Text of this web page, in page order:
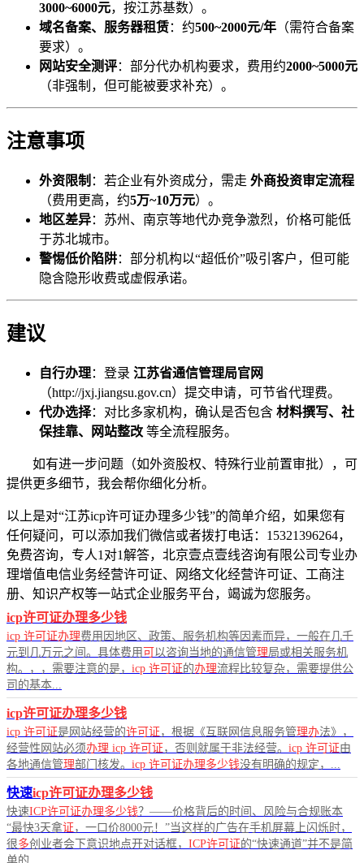
3000~6000元，按江苏基数）。
域名备案、服务器租赁：约500~2000元/年 （需符合备案
要求）。
网站安全测评：部分代办机构要求，费用约2000~5000元
（非强制，但可能被要求补充）。
注意事项
外资限制 ：若企业有外资成分，需走 外商投资审定流程
（费用更高，约5万~10万元）。
地区差异：苏州、南京等地代办竞争激烈，价格可能低
于苏北城市。
警惕低价陷阱：部分机构以“超低价”吸引客户，但可能
隐含隐形收费或虚假承诺。
建议
自行办理：登录 江苏省通信管理局官网
（http://jxj.jiangsu.gov.cn）提交申请，可节省代理费。
代办选择：对比多家机构，确认是否包含 材料撰写、社
保挂靠、网站整改 等全流程服务。
如有进一步问题（如外资股权、特殊行业前置审批），可
提供更多细节，我会帮你细化分析。
以上是对“江苏icp许可证办理多少钱”的简单介绍，如果您有
任何疑问，可以添加我们微信或者拨打电话：15321396264，
免费咨询，专人1对1解答，北京壹点壹线咨询有限公司专业办
理增值电信业务经营许可证、网络文化经营许可证、工商注
册、知识产权等一站式企业服务平台，竭诚为您服务。
icp许可证办理多少钱
icp 许可证办理费用因地区、政策、服务机构等因素而异，一般在几千
元到几万元之间。具体费用 可 以咨询当地的通信管理局或相关服务机
构。，，需要注意的是， icp 许可证的办理流程比较复杂，需要提供公
司的基本...
icp许可证办理多少钱
icp 许可证是网站经营的许可证 ，根据《互联网信息服务管理办法》，
经营性网站必须办理 icp 许可证 ，否则就属于非法经营。 icp 许可证由
各地通信管理部门核发。 icp 许可证办理多少钱没有明确的规定，...
快速icp许可证办理多少钱
快速ICP许可证办理多少钱？——价格背后的时间、风险与合规账本
“最快3天拿证 ，一口价8000元！”当这样的广告在手机屏幕上闪烁时，
很多创业者会下意识地点开对话框， ICP许可证的“快速通道”并不是简
单的...